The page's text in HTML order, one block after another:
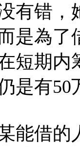
有错，
是為了
短期内
是有50
能借的